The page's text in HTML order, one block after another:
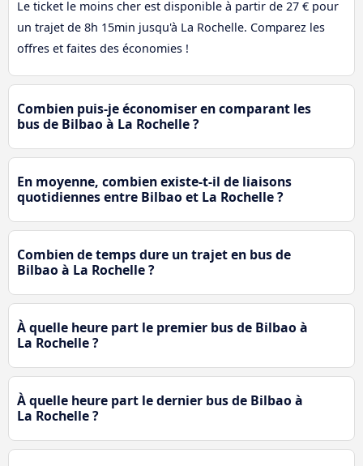
Le ticket le moins cher est disponible à partir de 27 € pour
un trajet de 8h 15min jusqu'à La Rochelle. Comparez les
offres et faites des économies !
Combien puis-je économiser en comparant les
bus de Bilbao à La Rochelle ?
En moyenne, combien existe-t-il de liaisons
quotidiennes entre Bilbao et La Rochelle ?
Combien de temps dure un trajet en bus de
Bilbao à La Rochelle ?
À quelle heure part le premier bus de Bilbao à
La Rochelle ?
À quelle heure part le dernier bus de Bilbao à
La Rochelle ?